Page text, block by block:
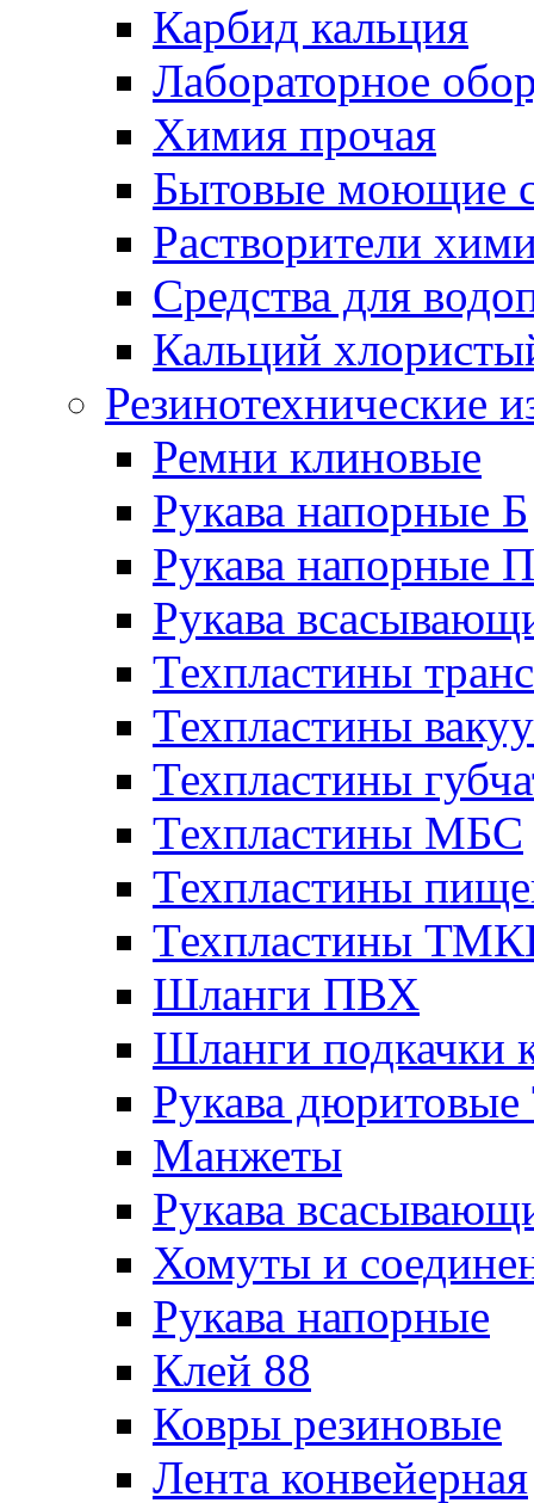
Карбид кальция
Лабораторное
Химия прочая
Бытовые моющие
Растворители
Средства для
Кальций
Резинотехнические
Ремни клиновые
Рукава напорные Б
Рукава напорные П
Рукава
Техпластины
Техпластины
Техпластины
Техпластины МБС
Техпластины
Техпластины
Шланги ПВХ
Шланги подкачки
Рукава
Манжеты
Рукава
Хомуты и
Рукава напорные
Клей 88
Ковры резиновые
Лента конвейерная